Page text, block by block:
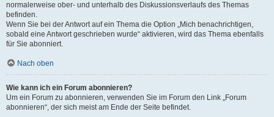
normalerweise ober- und unterhalb des Diskussionsverlaufs des Themas
befinden.
Wenn Sie bei der Antwort auf ein Thema die Option „Mich benachrichtigen,
sobald eine Antwort geschrieben wurde“ aktivieren, wird das Thema ebenfalls
für Sie abonniert.
Nach oben
Wie kann ich ein Forum abonnieren?
Um ein Forum zu abonnieren, verwenden Sie im Forum den Link „Forum
abonnieren“, der sich meist am Ende der Seite befindet.